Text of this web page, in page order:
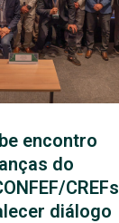
encontro
do
CREFs
diálogo